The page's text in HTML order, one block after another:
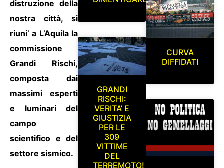
distruzione della
nostra città, si
riuni’ a L’Aquila la
commissione
Grandi Rischi,
composta dai
massimi esperti
e luminari del
campo
scientifico e del
settore sismico.
GRANDI
RISCHI:
VERITA’ E
GIUSTIZIA
PER LE
309
VITTIME
DEL
TERREMOTO!
CURVA
DIFFIDATI